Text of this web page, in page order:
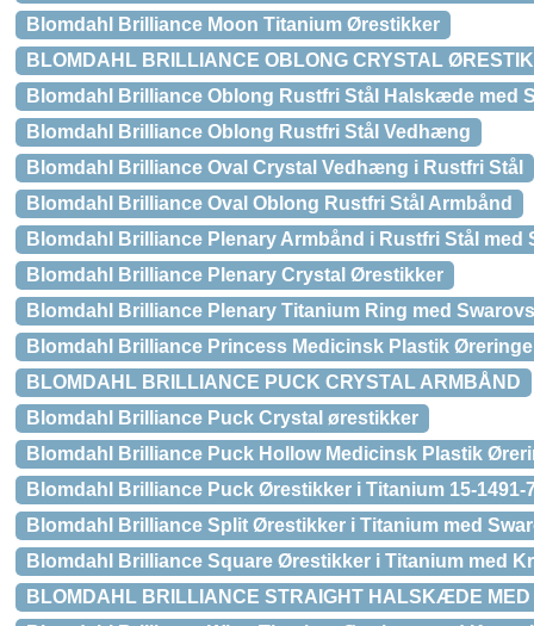
Blomdahl Brilliance Moon Titanium Ørestikker
BLOMDAHL BRILLIANCE OBLONG CRYSTAL
Blomdahl Brilliance Oblong Rustfri Stål Halskæde med
Blomdahl Brilliance Oblong Rustfri Stål Vedhæng
Blomdahl Brilliance Oval Crystal Vedhæng i Rustfri Stål
Blomdahl Brilliance Oval Oblong Rustfri Stål Armbånd
Blomdahl Brilliance Plenary Armbånd i Rustfri Stål med
Blomdahl Brilliance Plenary Crystal Ørestikker
Blomdahl Brilliance Plenary Titanium Ring med
Blomdahl Brilliance Princess Medicinsk Plastik
BLOMDAHL BRILLIANCE PUCK CRYSTAL ARMBÅND
Blomdahl Brilliance Puck Crystal ørestikker
Blomdahl Brilliance Puck Hollow Medicinsk Plastik
Blomdahl Brilliance Puck Ørestikker i Titanium 15-1491-
Blomdahl Brilliance Split Ørestikker i Titanium med
Blomdahl Brilliance Square Ørestikker i Titanium med
BLOMDAHL BRILLIANCE STRAIGHT HALSKÆDE